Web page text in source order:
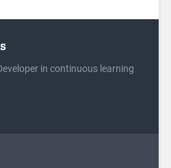
in continuous learning